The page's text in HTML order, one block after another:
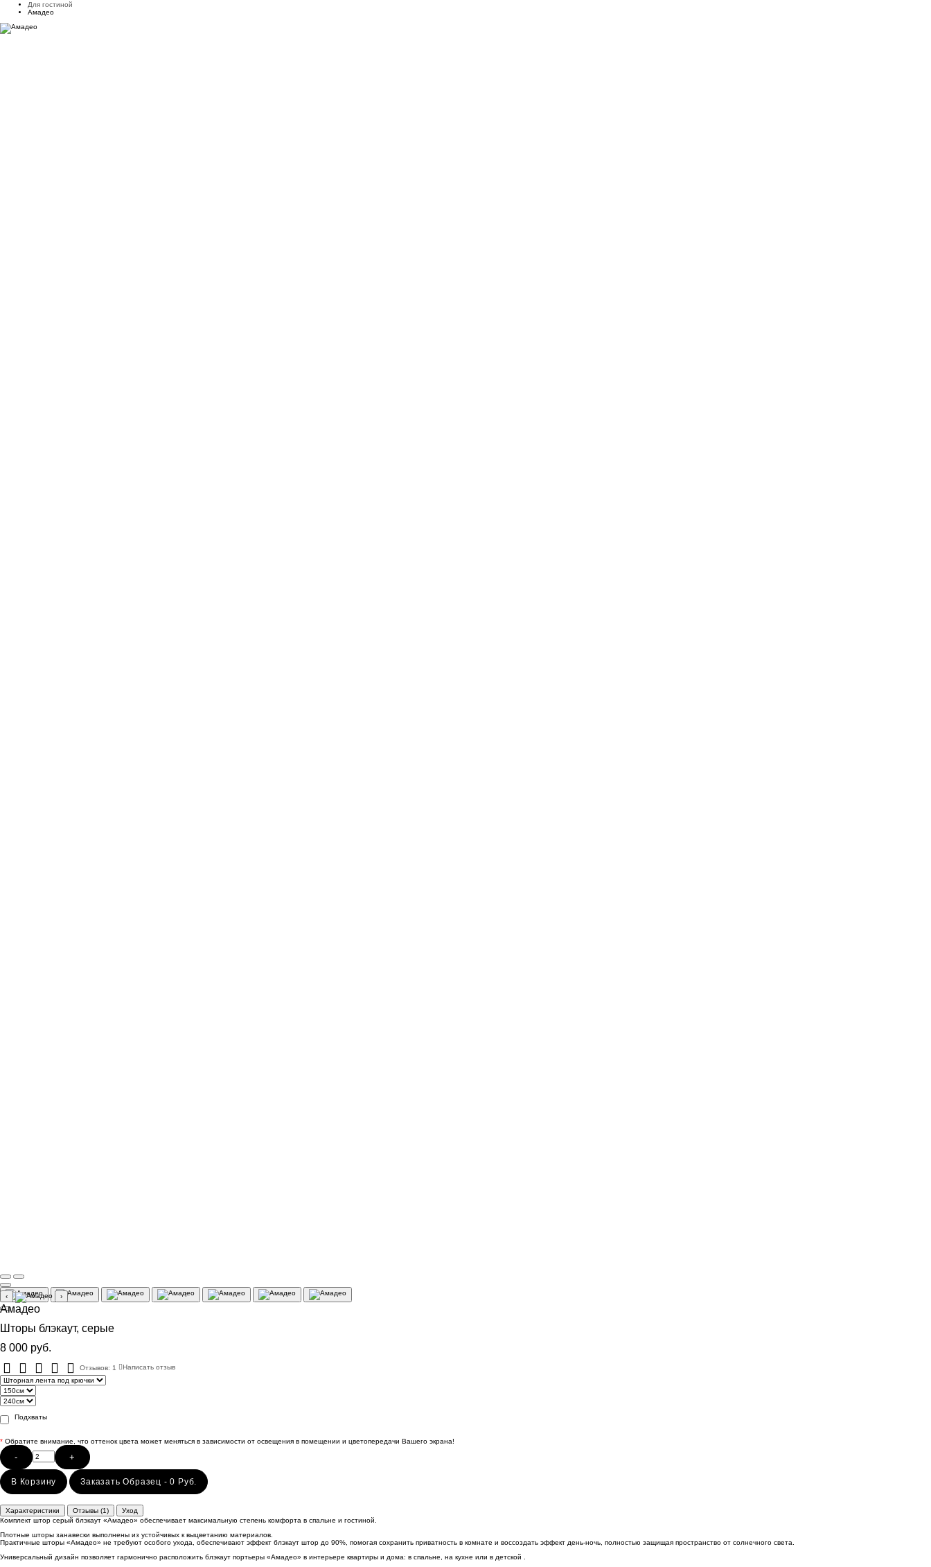
Для гостиной
Амадео
‹ ›
Амадео
Шторы блэкаут, серые
8 000 руб.
Отзывов: 1 Написать отзыв
Подхваты
* Обратите внимание, что оттенок цвета может меняться в зависимости от освещения в помещении и цветопередачи Вашего экрана!
- +
В Корзину Заказать Образец - 0 Руб.
Характеристики Отзывы (1)
Уход
Комплект штор серый блэкаут «Амадео» обеспечивает максимальную степень комфорта в спальне и гостиной.
Плотные шторы занавески выполнены из устойчивых к выцветанию материалов.
Практичные шторы «Амадео» не требуют особого ухода, обеспечивают эффект блэкаут штор до 90%, помогая сохранить приватность в комнате и воссоздать эффект день-ночь, полностью защищая пространство от солнечного света.
Универсальный дизайн позволяет гармонично расположить блэкаут портьеры «Амадео» в интерьере квартиры и дома: в спальне, на кухне или в детской .